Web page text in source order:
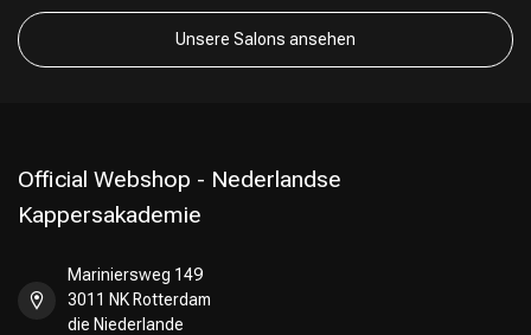
Unsere Salons ansehen
Official Webshop - Nederlandse
Kappersakademie
Mariniersweg 149
3011 NK Rotterdam
die Niederlande